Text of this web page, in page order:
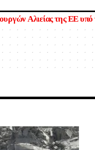
Αλιείας της ΕΕ υπό